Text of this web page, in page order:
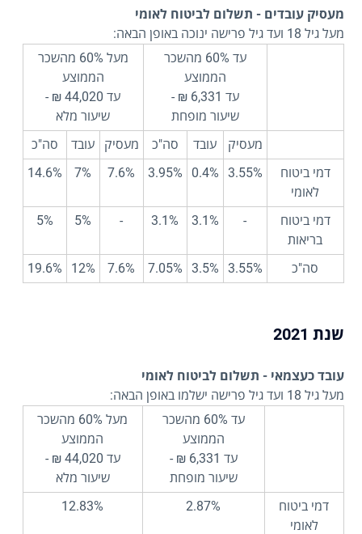
מעסיק עובדים - תשלום לביטוח לאומי
מעל גיל 18 ועד גיל פרישה ינוכה באופן הבאה:
עד 60% מהשכר
הממוצע
עד 6,331 ₪ -
שיעור מופחת
מעל 60% מהשכר
הממוצע
עד 44,020 ₪ -
שיעור מלא
מעסיק
עובד סה"כ מעסיק עובד
סה"כ
דמי ביטוח
לאומי
3.55%
0.4%
3.95%
7.6%
7%
14.6%
דמי ביטוח
בריאות
-
3.1%
3.1%
-
5%
5%
סה"כ 3.55%
3.5%
7.05%
7.6%
12%
19.6%
שנת 2021
עובד כעצמאי - תשלום לביטוח לאומי
מעל גיל 18 ועד גיל פרישה ישלמו באופן הבאה:
עד 60% מהשכר
הממוצע
עד 6,331 ₪ -
שיעור מופחת
מעל 60% מהשכר
הממוצע
עד 44,020 ₪ -
שיעור מלא
דמי ביטוח
לאומי
2.87%
12.83%